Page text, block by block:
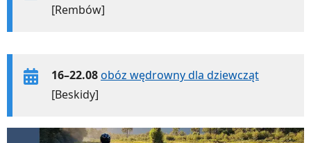
[Rembów]
16–22.08obóz wędrowny dla dziewcząt
[Beskidy]